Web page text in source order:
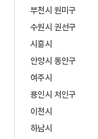
부천시 원미구
수원시 권선구
시흥시
안양시 동안구
여주시
용인시 처인구
이천시
하남시